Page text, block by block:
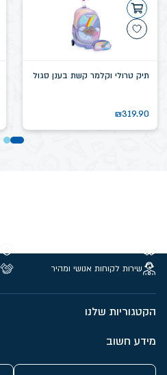
תיק טרולי וקלמר קשת בענן סגול
₪319.90
שירות לקוחות אנושי ומהיר
הקטגוריות שלנו
מידע חשוב